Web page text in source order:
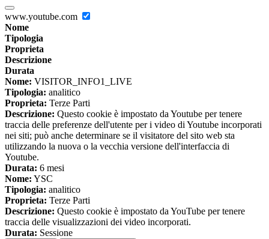
www.youtube.com
Nome
Tipologia
Proprieta
Descrizione
Durata
Nome: VISITOR_INFO1_LIVE
Tipologia: analitico
Proprieta: Terze Parti
Descrizione: Questo cookie è impostato da Youtube per tenere
traccia delle preferenze dell'utente per i video di Youtube incorporati
nei siti; può anche determinare se il visitatore del sito web sta
utilizzando la nuova o la vecchia versione dell'interfaccia di
Youtube.
Durata: 6 mesi
Nome: YSC
Tipologia: analitico
Proprieta: Terze Parti
Descrizione: Questo cookie è impostato da YouTube per tenere
traccia delle visualizzazioni dei video incorporati.
Durata: Sessione